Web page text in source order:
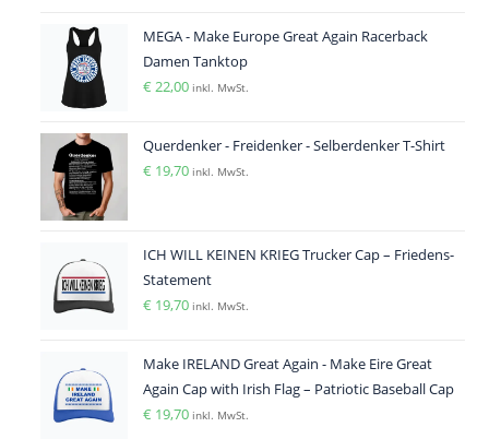
MEGA - Make Europe Great Again Racerback
Damen Tanktop
€ 22,00 inkl. MwSt.
Querdenker - Freidenker - Selberdenker T-Shirt
€ 19,70 inkl. MwSt.
ICH WILL KEINEN KRIEG Trucker Cap – Friedens-
Statement
€ 19,70 inkl. MwSt.
Make IRELAND Great Again - Make Eire Great
Again Cap with Irish Flag – Patriotic Baseball Cap
€ 19,70 inkl. MwSt.